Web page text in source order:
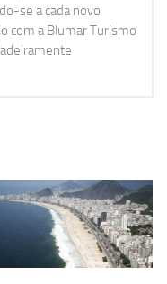
se a cada novo
com a Blumar Turismo